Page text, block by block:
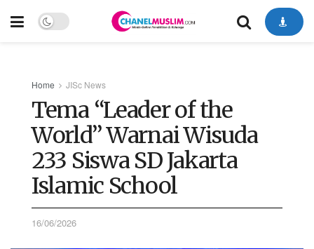
Home JISc News
Tema “Leader of the
World” Warnai Wisuda
233 Siswa SD Jakarta
Islamic School
16/06/2026